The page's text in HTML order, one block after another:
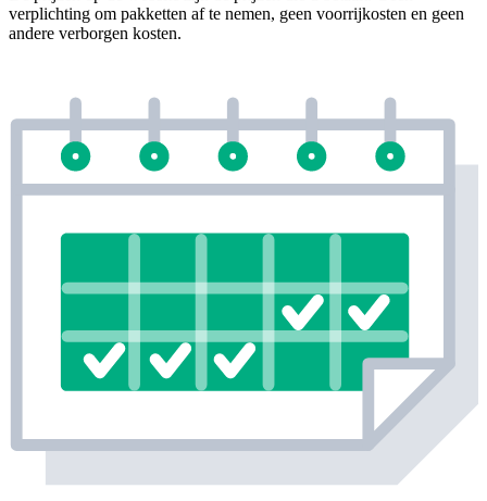
verplichting om pakketten af te nemen, geen voorrijkosten en geen
andere verborgen kosten.